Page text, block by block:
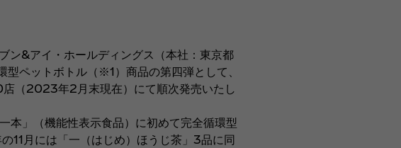
ン&アイ・ホールディングス（本社：東京都
ペットボトル（※1）商品の第四弾として、
店（2023年2月末現在）にて順次発売いたし
」（機能性表示食品）に初めて完全循環型
月には「一（はじめ）ほうじ茶」3品に同